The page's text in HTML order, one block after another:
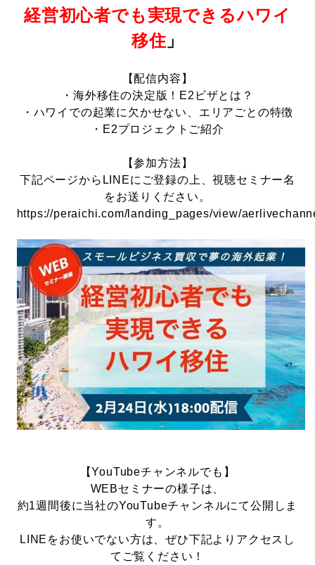
経営初心者でも実現できるハワイ
移住 」
【配信内容】
・海外移住の決定版！E2ビザとは？
・ハワイでの起業に欠かせない、エリアごとの特徴
・E2プロジェクトご紹介
【参加方法】
下記ページからLINEにご登録の上、視聴セミナー名
をお送りください。
https://peraichi.com/landing_pages/view/
【YouTubeチャンネルでも】
WEBセミナーの様子は、
約1週間後に当社のYouTubeチャンネルにて公開しま
す。
LINEをお使いでない方は、ぜひ下記よりアクセスし
てご覧ください！